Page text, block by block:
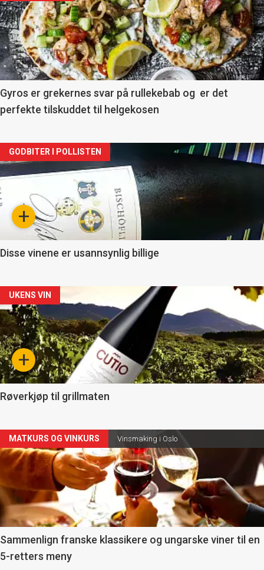
akkurat
nå
-
2
Gyros er grekernes svar på rullekebab og er det
perfekte tilskuddet til helgekosen
Forsiden
akkurat
nå
3
+
GODBITER I POLLISTEN
Disse vinene er usannsynlig billige
Forsiden
akkurat
nå
-
4
+
UKENS VIN
Røverkjøp til grillmaten
Forsiden
akkurat
nå
-
5
MATKURS OG VINKURS Vinsmaking i Oslo
Sammenlign franske klassikere og ungarske viner til en
5-retters meny